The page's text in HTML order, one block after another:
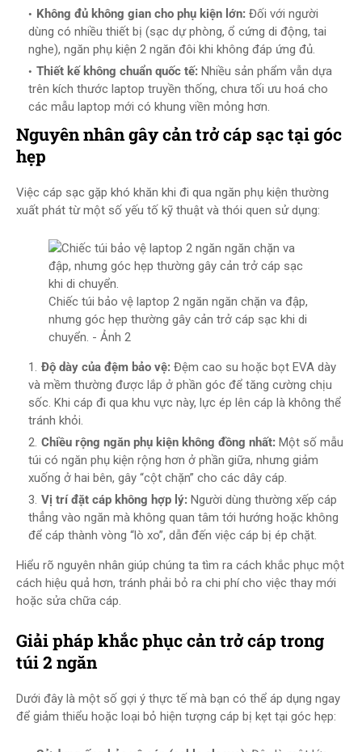
Không đủ không gian cho phụ kiện lớn: Đối với người
dùng có nhiều thiết bị (sạc dự phòng, ổ cứng di động, tai
nghe), ngăn phụ kiện 2 ngăn đôi khi không đáp ứng đủ.
Thiết kế không chuẩn quốc tế: Nhiều sản phẩm vẫn dựa
trên kích thước laptop truyền thống, chưa tối ưu hoá cho
các mẫu laptop mới có khung viền mỏng hơn.
Nguyên nhân gây cản trở cáp sạc tại góc
hẹp
Việc cáp sạc gặp khó khăn khi đi qua ngăn phụ kiện thường
xuất phát từ một số yếu tố kỹ thuật và thói quen sử dụng:
Chiếc túi bảo vệ laptop 2 ngăn ngăn chặn va đập,
nhưng góc hẹp thường gây cản trở cáp sạc khi di
chuyển. - Ảnh 2
Độ dày của đệm bảo vệ: Đệm cao su hoặc bọt EVA dày
và mềm thường được lắp ở phần góc để tăng cường chịu
sốc. Khi cáp đi qua khu vực này, lực ép lên cáp là không thể
tránh khỏi.
Chiều rộng ngăn phụ kiện không đồng nhất: Một số mẫu
túi có ngăn phụ kiện rộng hơn ở phần giữa, nhưng giảm
xuống ở hai bên, gây “cột chặn” cho các dây cáp.
Vị trí đặt cáp không hợp lý: Người dùng thường xếp cáp
thẳng vào ngăn mà không quan tâm tới hướng hoặc không
để cáp thành vòng “lò xo”, dẫn đến việc cáp bị ép chặt.
Hiểu rõ nguyên nhân giúp chúng ta tìm ra cách khắc phục một
cách hiệu quả hơn, tránh phải bỏ ra chi phí cho việc thay mới
hoặc sửa chữa cáp.
Giải pháp khắc phục cản trở cáp trong
túi 2 ngăn
Dưới đây là một số gợi ý thực tế mà bạn có thể áp dụng ngay
để giảm thiểu hoặc loại bỏ hiện tượng cáp bị kẹt tại góc hẹp: